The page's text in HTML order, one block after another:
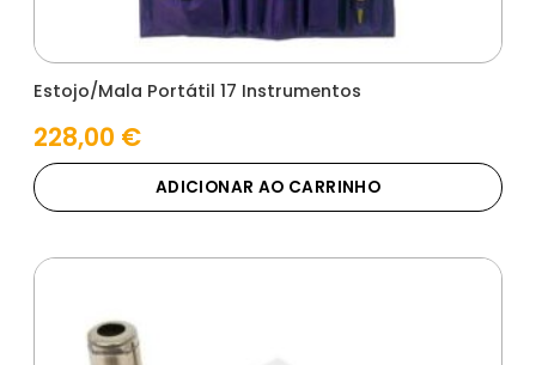
Estojo/Mala Portátil 17 Instrumentos
228,00 €
ADICIONAR AO CARRINHO